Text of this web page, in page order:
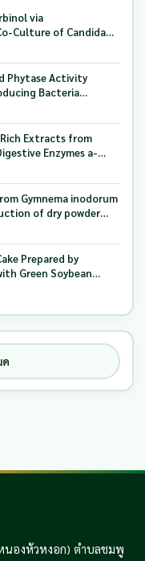
via
Culture of Candida
cerevisiae
Phytase Activity
Bacteria
Rice Bran as
Extracts from
Enzymes a-
Gymnema inodorum
of dry powder
Prepared by
Green Soybean
นองหัวหงอก) ตำบลชมพู